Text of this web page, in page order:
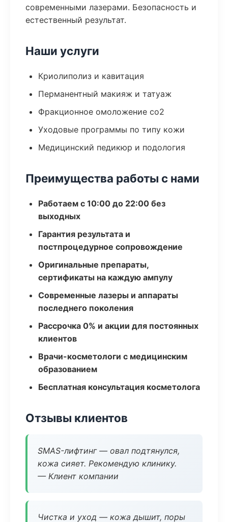
современными лазерами. Безопасность и
естественный результат.
Наши услуги
Криолиполиз и кавитация
Перманентный макияж и татуаж
Фракционное омоложение co2
Уходовые программы по типу кожи
Медицинский педикюр и подология
Преимущества работы с нами
Работаем с 10:00 до 22:00 без
выходных
Гарантия результата и
постпроцедурное сопровождение
Оригинальные препараты,
сертификаты на каждую ампулу
Современные лазеры и аппараты
последнего поколения
Рассрочка 0% и акции для постоянных
клиентов
Врачи-косметологи с медицинским
образованием
Бесплатная консультация косметолога
Отзывы клиентов
SMAS-лифтинг — овал подтянулся,
кожа сияет. Рекомендую клинику.
— Клиент компании
Чистка и уход — кожа дышит, поры